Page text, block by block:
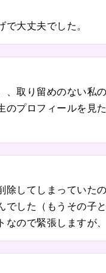
大丈夫でした。
取り留めのない私
プロフィールを見
してしまっていた
した（もうその子
なので緊張しますが